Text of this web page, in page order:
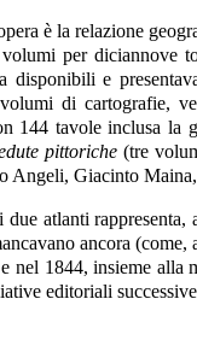
è la relazione
per diciannove
disponibili e
di cartografie,
144 tavole inclusa la
pittoriche(tre
Angeli, Giacinto
atlanti rappresenta,
ancora (come,
nel 1844, insieme alla
editoriali